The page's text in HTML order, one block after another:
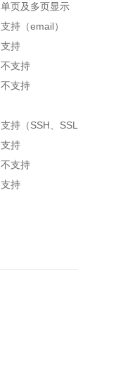
单页及多页显示
支持（email）
支持
不支持
不支持
支持（SSH、SSL3.0、
支持
不支持
支持